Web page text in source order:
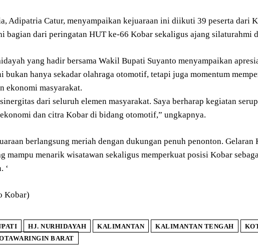
Adipatria Catur, menyampaikan kejuaraan ini diikuti 39 peserta dari
bagian dari peringatan HUT ke-66 Kobar sekaligus ajang silaturahmi
yang hadir bersama Wakil Bupati Suyanto menyampaikan
bukan hanya sekadar olahraga otomotif, tetapi juga momentum
ekonomi masyarakat.
dari seluruh elemen masyarakat. Saya berharap kegiatan
dan citra Kobar di bidang otomotif,” ungkapnya.
berlangsung meriah dengan dukungan penuh penonton.
mampu menarik wisatawan sekaligus memperkuat posisi Kobar
‘
Kobar)
HJ. NURHIDAYAH KALIMANTAN KALIMANTAN TENGAH
BARAT